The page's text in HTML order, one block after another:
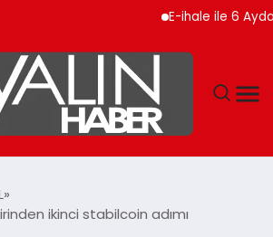
E-ihale ile 6 Ayda 2.7
ikinci stabilcoin adımı